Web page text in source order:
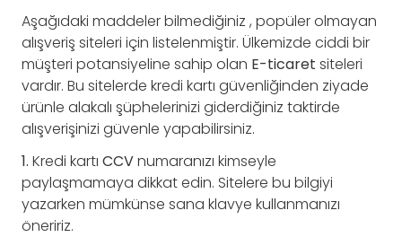
Aşağıdaki maddeler bilmediğiniz , popüler olmayan
alışveriş siteleri için listelenmiştir. Ülkemizde ciddi bir
müşteri potansiyeline sahip olan E-ticaret siteleri
vardır. Bu sitelerde kredi kartı güvenliğinden ziyade
ürünle alakalı şüphelerinizi giderdiğiniz taktirde
alışverişinizi güvenle yapabilirsiniz.
1. Kredi kartı CCVnumaranızı kimseyle
paylaşmamaya dikkat edin. Sitelere bu bilgiyi
yazarken mümkünse sana klavye kullanmanızı
öneririz.